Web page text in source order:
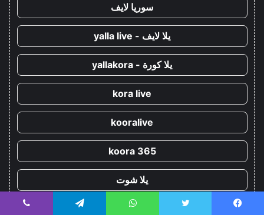
سوريا لايف
يلا لايف - yalla live
يلا كورة - yallakora
kora live
kooralive
koora 365
يلا شوت